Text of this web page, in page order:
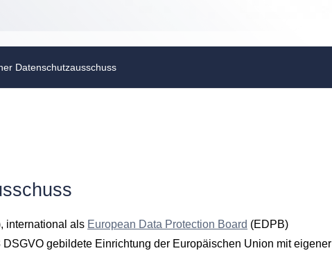
Datenschutzausschuss
international als European Data Protection Board (EDPB)
gebildete Einrichtung der Europäischen Union mit eigener